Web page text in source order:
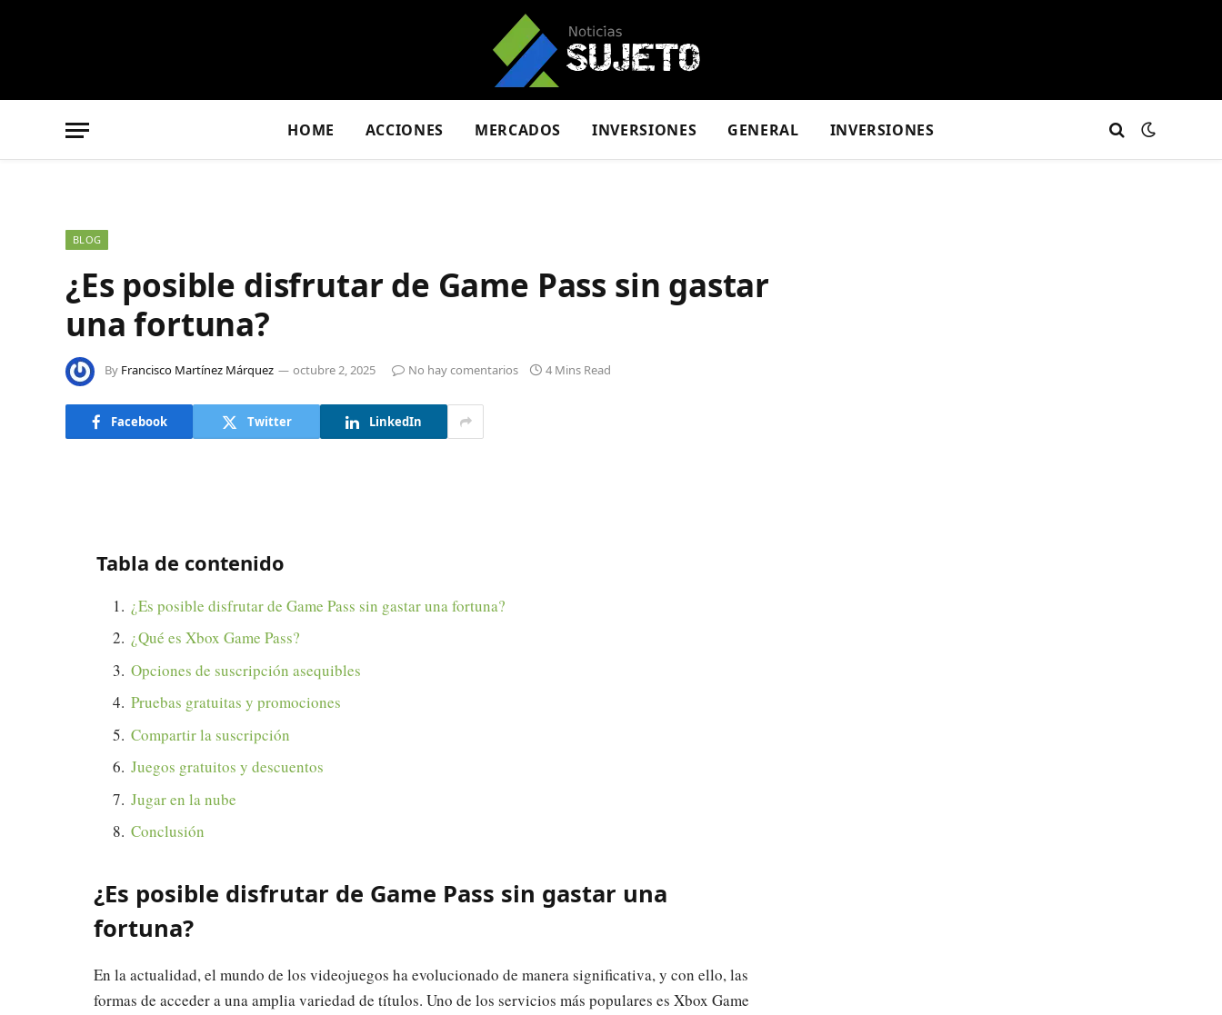
HOME ACCIONES MERCADOS INVERSIONES GENERAL INVERSIONES
BLOG
¿Es posible disfrutar de Game Pass sin gastar
una fortuna?
By Francisco Martínez Márquez octubre 2, 2025 No hay comentarios 4 Mins Read
Facebook Twitter LinkedIn
Tabla de contenido
¿Es posible disfrutar de Game Pass sin gastar una fortuna?
¿Qué es Xbox Game Pass?
Opciones de suscripción asequibles
Pruebas gratuitas y promociones
Compartir la suscripción
Juegos gratuitos y descuentos
Jugar en la nube
Conclusión
¿Es posible disfrutar de Game Pass sin gastar una
fortuna?
En la actualidad, el mundo de los videojuegos ha evolucionado de manera significativa, y con ello, las
formas de acceder a una amplia variedad de títulos. Uno de los servicios más populares es Xbox Game